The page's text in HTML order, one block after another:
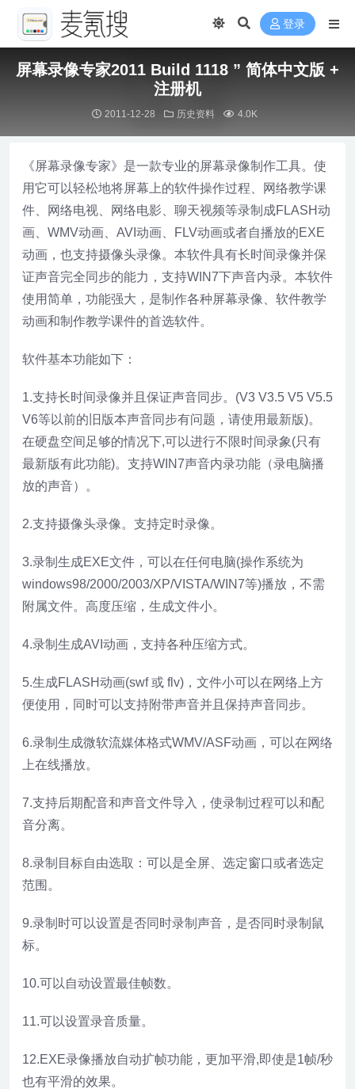
登录
屏幕录像专家2011 Build 1118 ” 简体中文版 +
注册机
2011-12-28 历史资料 4.0K
《屏幕录像专家》是一款专业的屏幕录像制作工具。使
用它可以轻松地将屏幕上的软件操作过程、网络教学课
件、网络电视、网络电影、聊天视频等录制成FLASH动
画、WMV动画、AVI动画、FLV动画或者自播放的EXE
动画，也支持摄像头录像。本软件具有长时间录像并保
证声音完全同步的能力，支持WIN7下声音内录。本软件
使用简单，功能强大，是制作各种屏幕录像、软件教学
动画和制作教学课件的首选软件。
软件基本功能如下：
1.支持长时间录像并且保证声音同步。(V3 V3.5 V5 V5.5
V6等以前的旧版本声音同步有问题，请使用最新版)。
在硬盘空间足够的情况下,可以进行不限时间录象(只有
最新版有此功能)。支持WIN7声音内录功能（录电脑播
放的声音）。
2.支持摄像头录像。支持定时录像。
3.录制生成EXE文件，可以在任何电脑(操作系统为
windows98/2000/2003/XP/VISTA/WIN7等)播放，不需
附属文件。高度压缩，生成文件小。
4.录制生成AVI动画，支持各种压缩方式。
5.生成FLASH动画(swf 或 flv)，文件小可以在网络上方
便使用，同时可以支持附带声音并且保持声音同步。
6.录制生成微软流媒体格式WMV/ASF动画，可以在网络
上在线播放。
7.支持后期配音和声音文件导入，使录制过程可以和配
音分离。
8.录制目标自由选取：可以是全屏、选定窗口或者选定
范围。
9.录制时可以设置是否同时录制声音，是否同时录制鼠
标。
10.可以自动设置最佳帧数。
11.可以设置录音质量。
12.EXE录像播放自动扩帧功能，更加平滑,即使是1帧/秒
也有平滑的效果。